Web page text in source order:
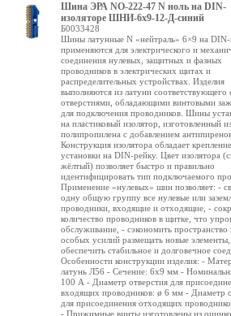
Шина ЭРА NO-222-47 N ноль на DIN-
изоляторе ШНИ-6х9-12-Д-синий
Б0033428
Шины латунные N «нейтраль» 6×9 на DIN-
применяются для электрического и
соединения нулевых, защитных и фазных
проводников в электрических щитах и
распределительных устройствах. Изделия
выполняются из латуни соответствующего
отверстиями, обладающими винтовыми
для подключения проводников. Шины
на пластиковый изолятор, изготовленный из
полипропилена с добавлением
Конструкция изолятора обладает
установки на DIN-рейку. Цвет изолятора
жёлтый) позволяет быстро и правильно
идентифицировать тип подключаемого
Применение «нулевых» шин позволяет: -
одну общую группу все нулевые или
проводники, входящие и отходящие, -
количество проводников в щитке, что
обслуживание, - сэкономить пространство
особых усилий размещать новые
обеспечить стабильное и долговечное
Особенности конструкции изделия: -
латунь Л56 - Сечение: 6х9 мм -
100 А - Диаметр отверстия для
входящих проводников: ø 6 мм - Диаметр
для присоединения отходящих
- Прижимные винты изготовлены из